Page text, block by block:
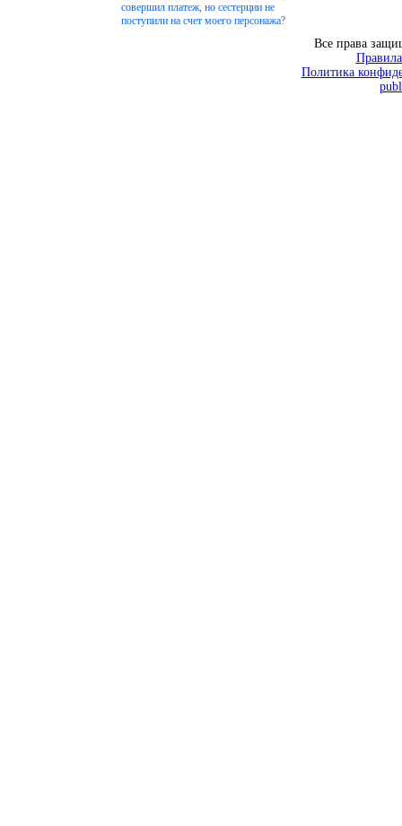
совершил платеж, но сестерции не
поступили на счет моего персонажа?
Все права
Политика